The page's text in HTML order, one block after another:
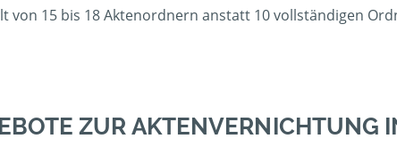
von 15 bis 18 Aktenordnern anstatt 10 vollständigen
ZUR AKTENVERNICHTUNG